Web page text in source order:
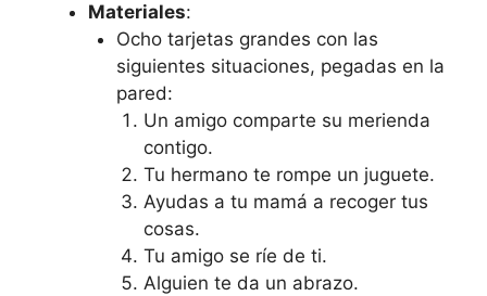
Materiales:
Ocho tarjetas grandes con las
siguientes situaciones, pegadas en la
pared:
Un amigo comparte su merienda
contigo.
Tu hermano te rompe un juguete.
Ayudas a tu mamá a recoger tus
cosas.
Tu amigo se ríe de ti.
Alguien te da un abrazo.